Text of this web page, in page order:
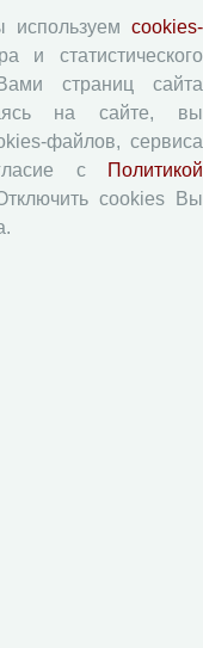
используем cookies-
и статистического
страниц сайта
на сайте, вы
файлов, сервиса
с
Политикой
cookies Вы